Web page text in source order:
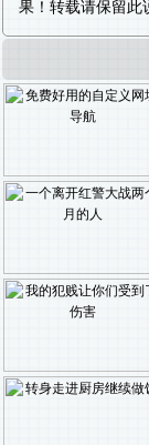
果！转载请保留此